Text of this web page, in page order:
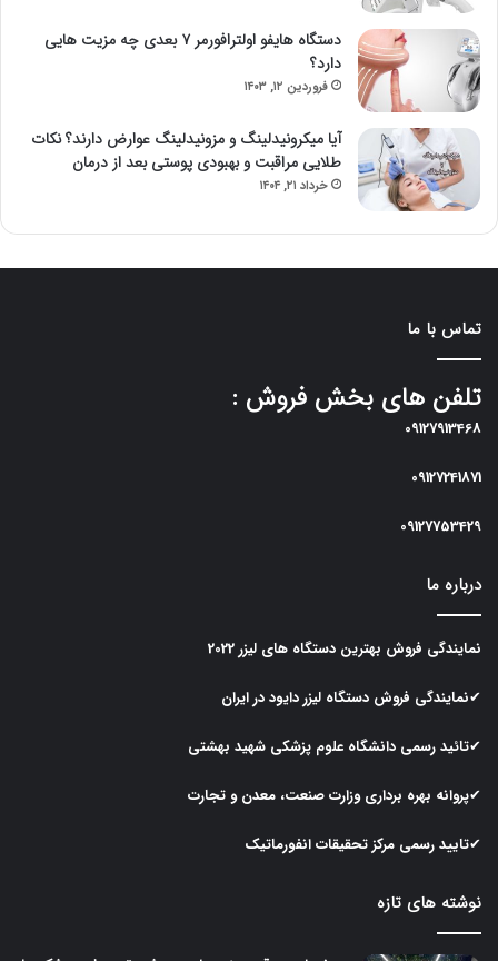
دستگاه هایفو اولترافورمر ۷ بعدی چه مزیت هایی
دارد؟
فروردین ۱۲, ۱۴۰۳
آیا میکرونیدلینگ و مزونیدلینگ عوارض دارند؟ نکات
طلایی مراقبت و بهبودی پوستی بعد از درمان
خرداد ۲۱, ۱۴۰۴
تماس با ما
تلفن های بخش فروش :
09127913468
09127241871
09127753429
درباره ما
نمایندگی فروش بهترین دستگاه های لیزر2022
✔نمایندگی فروش دستگاه لیزردایود در ایران
✔تائید رسمی دانشگاه علوم پزشکی شهید بهشتی
✔پروانه بهره برداری وزارت صنعت، معدن و تجارت
✔تایید رسمی مرکز تحقیقات انفورماتیک
نوشته های تازه